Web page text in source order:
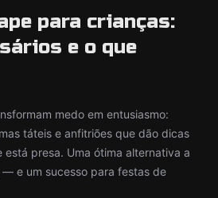
para crianças:
e o que
medo em entusiasmo:
táteis e anfitriões que dão dicas
está presa. Uma ótima alternativa a
— e um sucesso para festas de